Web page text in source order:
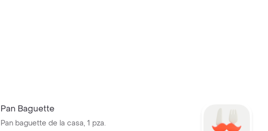
Pan Baguette
Pan baguette de la casa, 1 pza.